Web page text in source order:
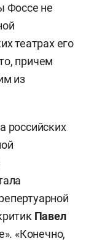
Фоссе не
театрах его
причем
из
российских
Павел
«Конечно,